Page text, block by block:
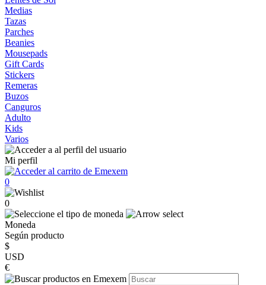
Medias
Tazas
Parches
Beanies
Mousepads
Gift Cards
Stickers
Remeras
Buzos
Canguros
Adulto
Kids
Varios
Mi perfil
0
0
Moneda
Según producto
$
USD
€